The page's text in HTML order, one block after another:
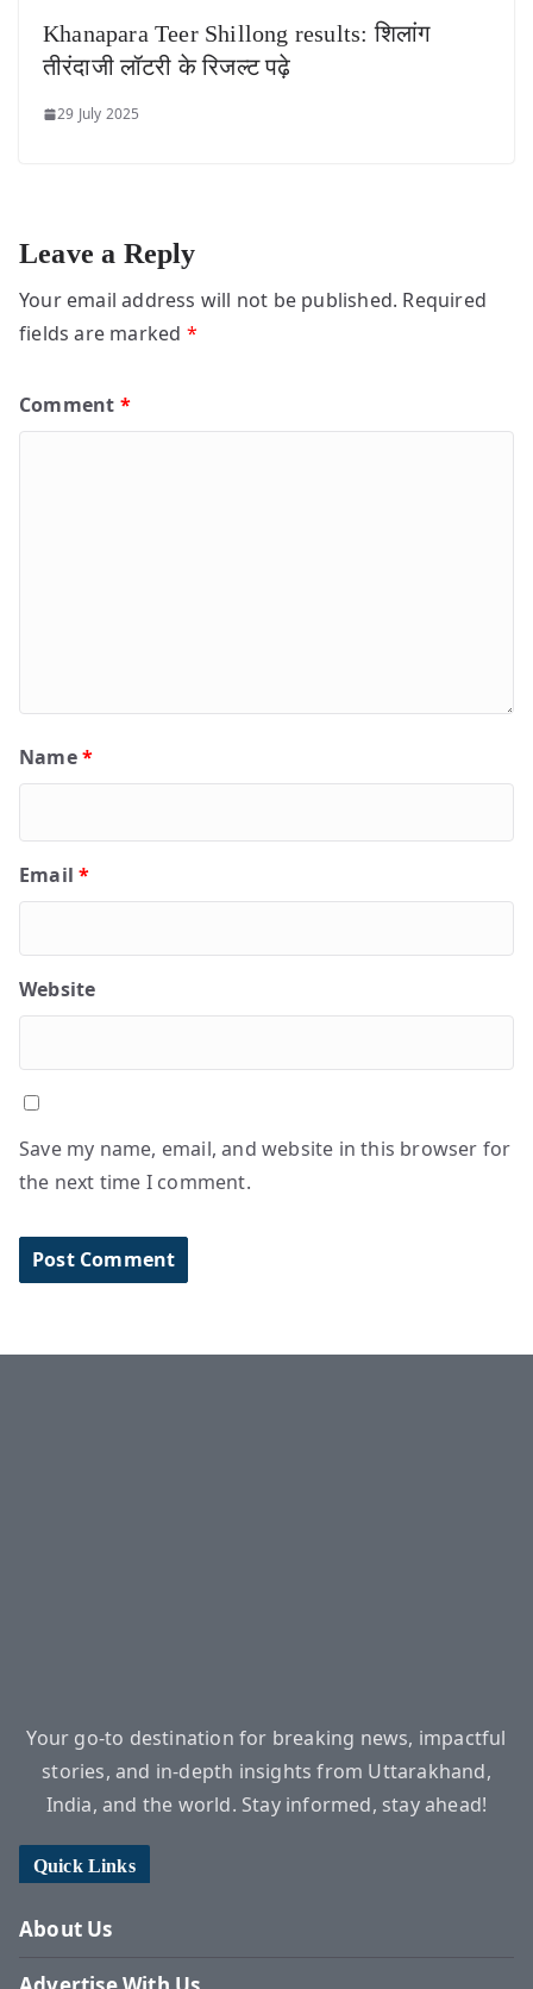
Khanapara Teer Shillong results: शिलांग
तीरंदाजी लॉटरी के रिजल्ट पढ़े
29 July 2025
Leave a Reply
Your email address will not be published. Required
fields are marked *
Comment *
Name*
Email*
Website
Save my name, email, and website in this browser for
the next time I comment.
Your go-to destination for breaking news, impactful
stories, and in-depth insights from Uttarakhand,
India, and the world. Stay informed, stay ahead!
Quick Links
About Us